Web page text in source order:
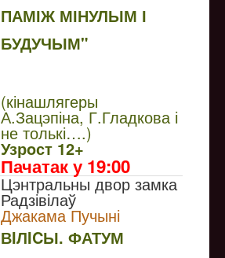
ПАМІЖ МІНУЛЫМ І
БУДУЧЫМ"
(кінашлягеры
А.Зацэпіна, Г.Гладкова і
не толькі….)
Узрoст 12+
Пачатак у 19:00
Цэнтральны двор замка
Радзівілаў
Джакама Пучыні
ВIЛICЫ. ФАТУМ